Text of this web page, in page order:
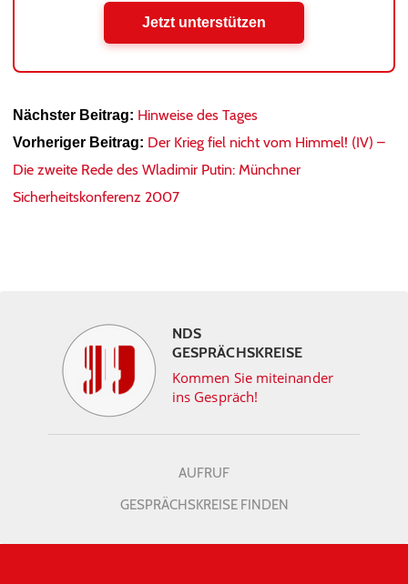
Jetzt unterstützen
Nächster Beitrag: Hinweise des Tages
Vorheriger Beitrag: Der Krieg fiel nicht vom Himmel! (IV) –
Die zweite Rede des Wladimir Putin: Münchner
Sicherheitskonferenz 2007
NDS
GESPRÄCHSKREISE
Kommen Sie miteinander
ins Gespräch!
AUFRUF
GESPRÄCHSKREISE FINDEN